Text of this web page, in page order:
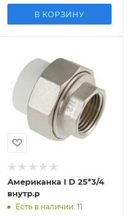
В КОРЗИНУ
Американка I D 25*3/4
внутр.р
Есть в наличии: 11